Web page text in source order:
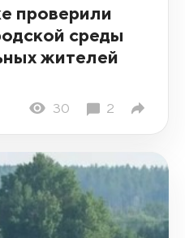
проверили
среды
жителей
30 2